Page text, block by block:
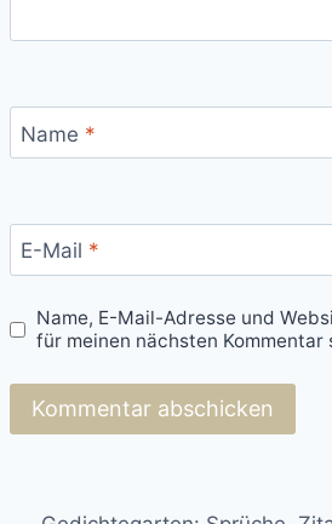
Name *
E-Mail *
Name, E-Mail-Adresse und
für meinen nächsten Kommentar